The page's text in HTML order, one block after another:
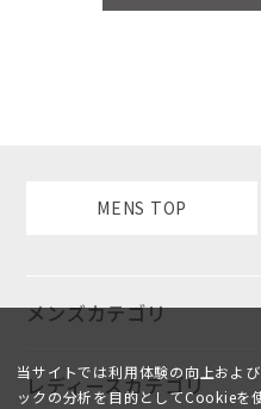
MENS TOP
メンズカテゴリ
レディースカテゴリ
当サイトでは利用体験の向上およ
ックの分析を目的としてCookieを